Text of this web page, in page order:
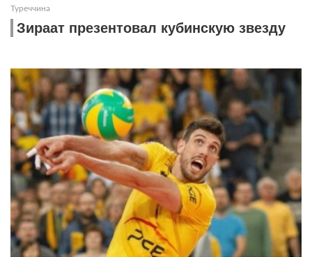
Туреччина
Зираат презентовал кубинскую звезду